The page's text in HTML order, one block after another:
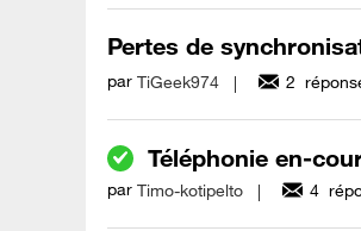
Pertes de
par TiGeek974 2
Téléphonie en-
par Timo-kotipelto 4